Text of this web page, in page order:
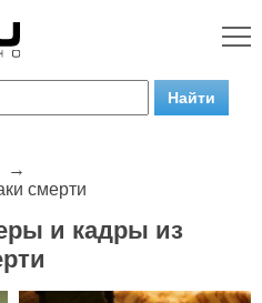
→
смерти
и кадры из